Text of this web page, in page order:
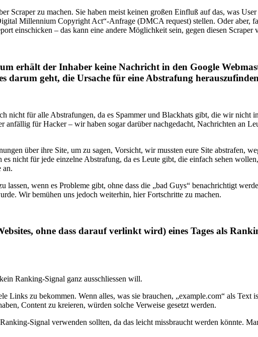
Scraper zu machen. Sie haben meist keinen großen Einfluß auf das, was
Millennium Copyright Act“-Anfrage (DMCA request) stellen. Oder aber,
einschicken – das kann eine andere Möglichkeit sein, gegen diesen Scraper
erhält der Inhaber keine Nachricht in den Google
darum geht, die Ursache für eine Abstrafung
nicht für alle Abstrafungen, da es Spammer und Blackhats gibt, die wir
anfällig für Hacker – wir haben sogar darüber nachgedacht, Nachrichten an
über ihre Site, um zu sagen, Vorsicht, wir mussten eure Site abstrafen,
nicht für jede einzelne Abstrafung, da es Leute gibt, die einfach sehen
an.
lassen, wenn es Probleme gibt, ohne dass die „bad Guys“ benachrichtigt
Wir bemühen uns jedoch weiterhin, hier Fortschritte zu machen.
ohne dass darauf verlinkt wird) eines Tages als
Ranking-Signal ganz ausschliessen will.
Links zu bekommen. Wenn alles, was sie brauchen, „example.com“ als Text
Content zu kreieren, würden solche Verweise gesetzt werden.
Signal verwenden sollten, da das leicht missbraucht werden könnte.